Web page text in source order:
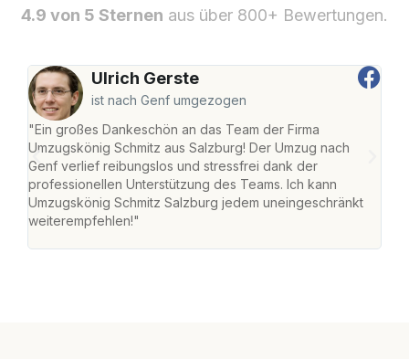
4.9 von 5 Sternen aus über 800+ Bewertungen.
Ulrich Gerste
ist nach Genf umgezogen
"Ein großes Dankeschön an das Team der Firma
Umzugskönig Schmitz aus Salzburg! Der Umzug nach
Genf verlief reibungslos und stressfrei dank der
professionellen Unterstützung des Teams. Ich kann
Umzugskönig Schmitz Salzburg jedem uneingeschränkt
weiterempfehlen!"